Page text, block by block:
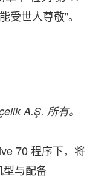
受世人尊敬"。
A.Ş. 所有。
70 程序下，将
型与配备